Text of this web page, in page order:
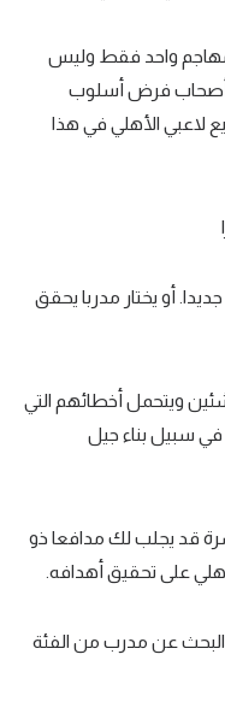
مهاجم واحد فقط وليس
أصحاب فرض أسلوب
لاعبي الأهلي في هذا
أو يختار مدربا يحقق
ويتحمل أخطائهم التي
سبيل بناء جيل
قد يجلب لك مدافعا ذو
عن مدرب من الفئة